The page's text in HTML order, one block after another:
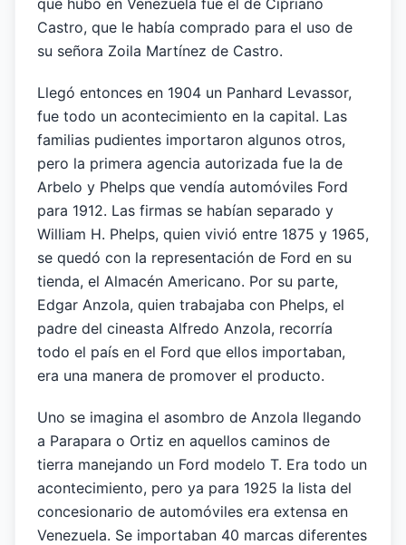
que hubo en Venezuela fue el de Cipriano
Castro, que le había comprado para el uso de
su señora Zoila Martínez de Castro.
Llegó entonces en 1904 un Panhard Levassor,
fue todo un acontecimiento en la capital. Las
familias pudientes importaron algunos otros,
pero la primera agencia autorizada fue la de
Arbelo y Phelps que vendía automóviles Ford
para 1912. Las firmas se habían separado y
William H. Phelps, quien vivió entre 1875 y 1965,
se quedó con la representación de Ford en su
tienda, el Almacén Americano. Por su parte,
Edgar Anzola, quien trabajaba con Phelps, el
padre del cineasta Alfredo Anzola, recorría
todo el país en el Ford que ellos importaban,
era una manera de promover el producto.
Uno se imagina el asombro de Anzola llegando
a Parapara o Ortiz en aquellos caminos de
tierra manejando un Ford modelo T. Era todo un
acontecimiento, pero ya para 1925 la lista del
concesionario de automóviles era extensa en
Venezuela. Se importaban 40 marcas diferentes